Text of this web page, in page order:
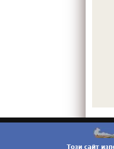
Този сайт